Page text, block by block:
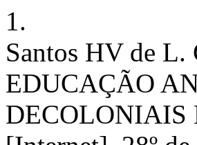
1.
Santos HV de
EDUCAÇÃO
DECOLONIAIS